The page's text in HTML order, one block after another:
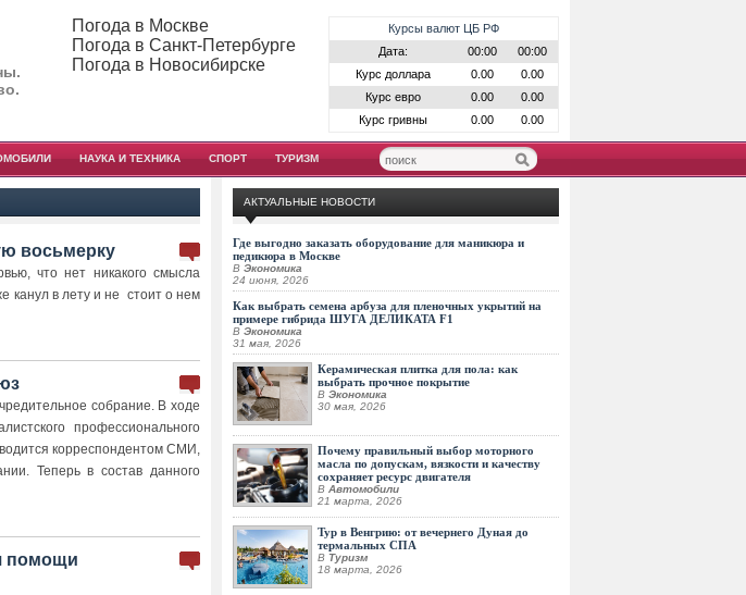
Курсы валют ЦБ РФ
Дата:
00:00
00:00
Курс доллара
0.00
0.00
Курс евро
0.00
0.00
Курс гривны
0.00 0.00
Погода в Москве
Погода в Санкт-Петербурге
Погода в Новосибирске
НАУКА И ТЕХНИКА СПОРТ ТУРИЗМ
восьмерку
что нет никакого смысла
канул в лету и не стоит о нем
собрание. В ходе
профессионального
корреспондентом СМИ,
Теперь в состав данного
помощи
АКТУАЛЬНЫЕ НОВОСТИ
Где выгодно заказать оборудование для маникюра и
педикюра в Москве
В Экономика
24 июня, 2026
Как выбрать семена арбуза для пленочных укрытий на
примере гибрида ШУГА ДЕЛИКАТА F1
В Экономика
31 мая, 2026
Керамическая плитка для пола: как
выбрать прочное покрытие
В Экономика
30 мая, 2026
Почему правильный выбор моторного
масла по допускам, вязкости и качеству
сохраняет ресурс двигателя
В Автомобили
21 марта, 2026
Тур в Венгрию: от вечернего Дуная до
термальных СПА
В Туризм
18 марта, 2026